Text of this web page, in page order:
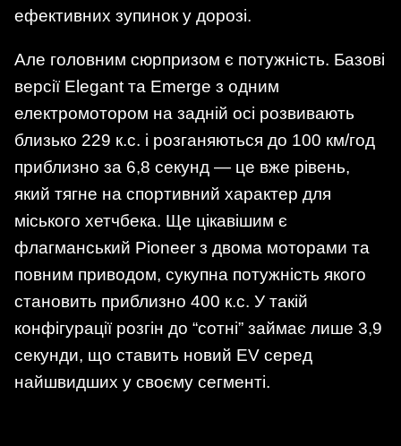
ефективних зупинок у дорозі.
Але головним сюрпризом є потужність. Базові
версії Elegant та Emerge з одним
електромотором на задній осі розвивають
близько 229 к.с. і розганяються до 100 км/год
приблизно за 6,8 секунд — це вже рівень,
який тягне на спортивний характер для
міського хетчбека. Ще цікавішим є
флагманський Pioneer з двома моторами та
повним приводом, сукупна потужність якого
становить приблизно 400 к.с. У такій
конфігурації розгін до “сотні” займає лише 3,9
секунди, що ставить новий EV серед
найшвидших у своєму сегменті.